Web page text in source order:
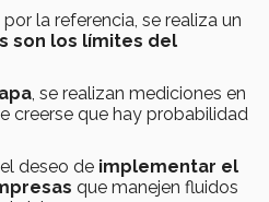
la referencia, se realiza un
son los límites del
, se realizan mediciones en
creerse que hay probabilidad
deseo de implementar el
que manejen fluidos